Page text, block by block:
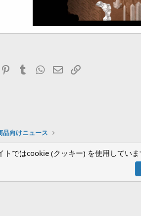
PinterestTumblrWhatsApp
Eメール
品向けニュース
） 日本語 (Japanese)
トではcookie (クッキー) を使用してい